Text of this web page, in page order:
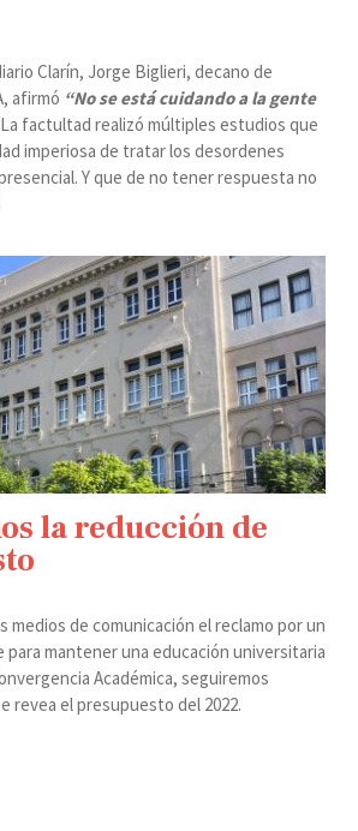
Clarín, Jorge Biglieri, decano de
afirmó “No se está cuidando a la gente
La factultad realizó múltiples estudios que
imperiosa de tratar los desordenes
Y que de no tener respuesta no
la reducción de
medios de comunicación el reclamo por un
mantener una educación universitaria
Académica, seguiremos
revea el presupuesto del 2022.